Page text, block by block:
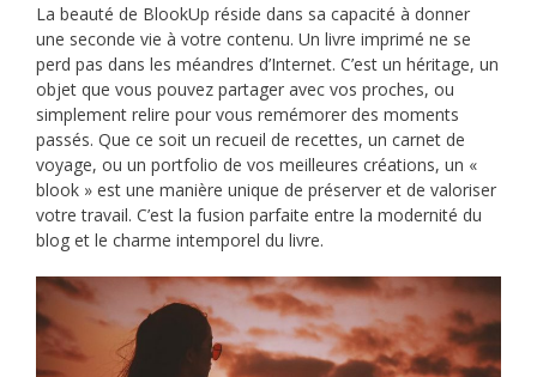
La beauté de BlookUp réside dans sa capacité à donner
une seconde vie à votre contenu. Un livre imprimé ne se
perd pas dans les méandres d’Internet. C’est un héritage, un
objet que vous pouvez partager avec vos proches, ou
simplement relire pour vous remémorer des moments
passés. Que ce soit un recueil de recettes, un carnet de
voyage, ou un portfolio de vos meilleures créations, un «
blook » est une manière unique de préserver et de valoriser
votre travail. C’est la fusion parfaite entre la modernité du
blog et le charme intemporel du livre.